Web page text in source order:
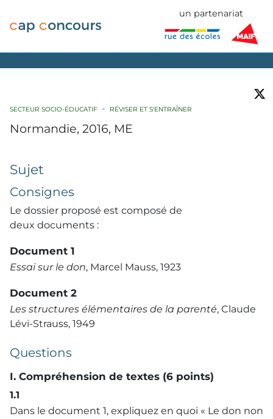
un partenariat
SECTEUR SOCIO-ÉDUCATIF RÉVISER ET S'ENTRAÎNER
Normandie, 2016, ME
Sujet
Consignes
Le dossier proposé est composé de
deux documents :
Document 1
Essai sur le don, Marcel Mauss, 1923
Document 2
Les structures élémentaires de la parenté, Claude
Lévi-Strauss, 1949
Questions
I. Compréhension de textes (6 points)
1.1
Dans le document 1, expliquez en quoi « Le don non